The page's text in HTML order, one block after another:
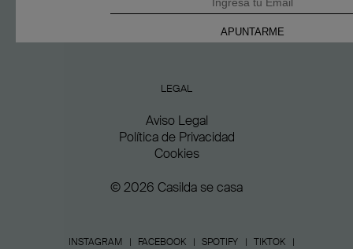
LEGAL
Aviso Legal
Política de Privacidad
Cookies
© 2026 Casilda se casa
INSTAGRAM FACEBOOK SPOTIFY
TIKTOK